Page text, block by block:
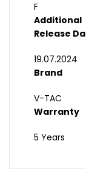
F
Additional
Release
19.07.2024
Brand
V-TAC
Warranty
5 Years